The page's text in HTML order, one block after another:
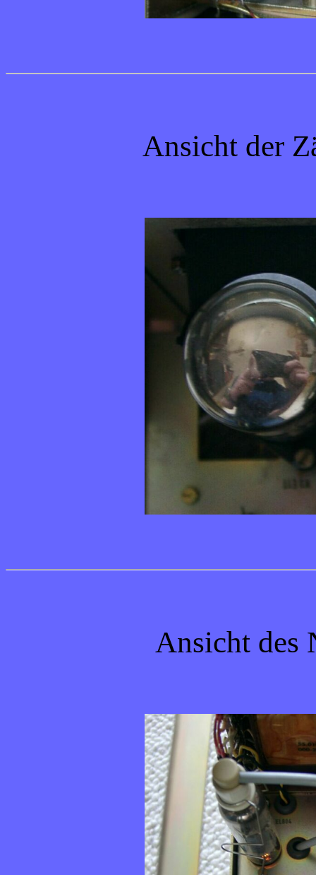
Ansicht der
Ansicht des